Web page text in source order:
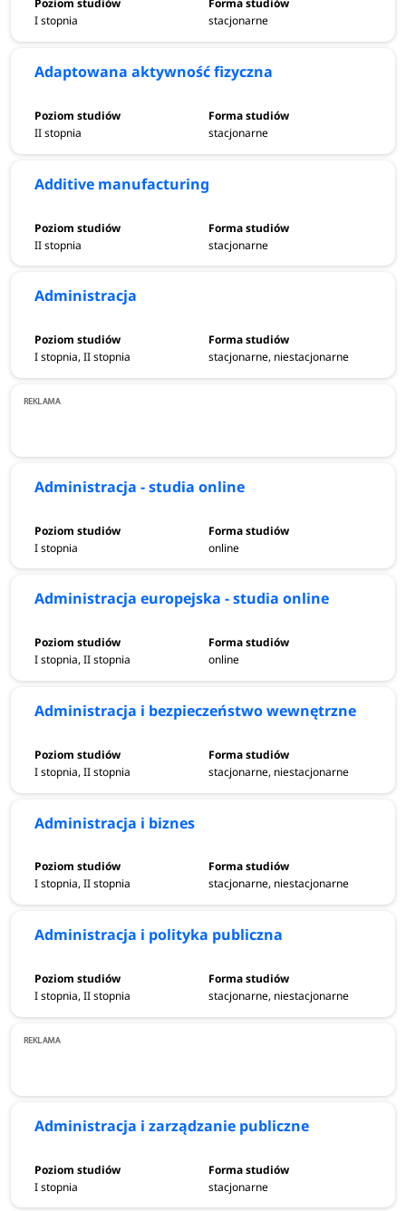
I stopnia stacjonarne
Adaptowana aktywność fizyczna
II stopnia stacjonarne
Additive manufacturing
II stopnia stacjonarne
Administracja
I stopnia, II stopnia stacjonarne, niestacjonarne
Administracja - studia online
I stopnia online
Administracja europejska - studia online
I stopnia, II stopnia online
Administracja i bezpieczeństwo wewnętrzne
I stopnia, II stopnia stacjonarne, niestacjonarne
Administracja i biznes
I stopnia, II stopnia stacjonarne, niestacjonarne
Administracja i polityka publiczna
I stopnia, II stopnia stacjonarne, niestacjonarne
Administracja i zarządzanie publiczne
I stopnia stacjonarne